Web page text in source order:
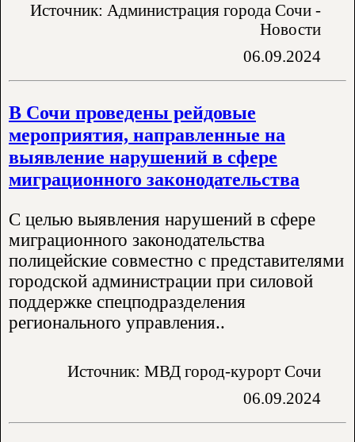
Источник: Администрация города Сочи -
Новости
06.09.2024
В Сочи проведены рейдовые
мероприятия, направленные на
выявление нарушений в сфере
миграционного законодательства
С целью выявления нарушений в сфере
миграционного законодательства
полицейские совместно с представителями
городской администрации при силовой
поддержке спецподразделения
регионального управления..
Источник: МВД город-курорт Сочи
06.09.2024